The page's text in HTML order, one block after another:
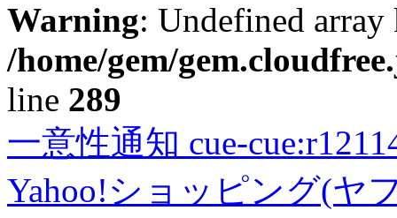
Warning: Undefined
/home/gem/
line 289
一意性通知 cue-
Yahoo!ショッピング(ヤ